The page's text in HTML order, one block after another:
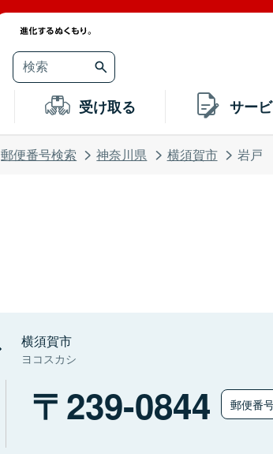
受け取る サー
郵便番号検索 神奈川県 横須賀市 岩戸
横須賀市
ヨコスカシ
239-0844 郵便番